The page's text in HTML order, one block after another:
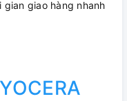
giao hàng nhanh